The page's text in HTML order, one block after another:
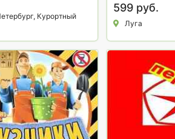
Курортный
599 руб.
Луга